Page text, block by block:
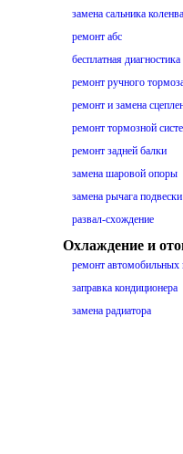
замена сальника
ремонт абс
бесплатная
ремонт ручного
ремонт и замена
ремонт тормозной
ремонт задней балки
замена шаровой опоры
замена рычага подвески
развал-схождение
Охлаждение и
ремонт автомобильных
заправка кондиционера
замена радиатора